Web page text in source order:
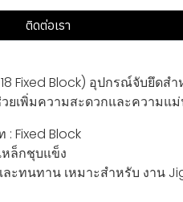
ติดต่อเรา
Fixed Block) อุปกรณ์จับยึดส
ยเพิ่มความสะดวกและความแ
Fixed Block
หล็กชุบแข็ง
ละทนทาน เหมาะสำหรับ งาน